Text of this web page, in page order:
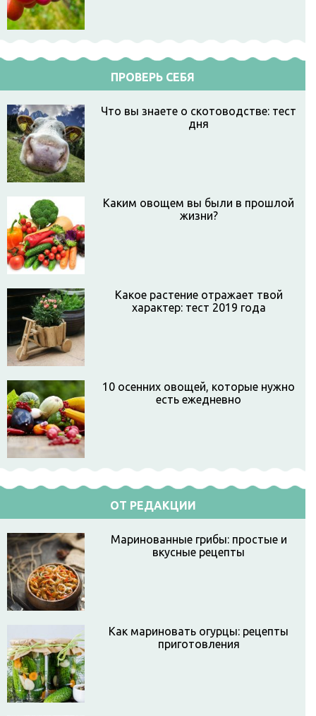
ПРОВЕРЬ СЕБЯ
Что вы знаете о скотоводстве: тест
дня
Каким овощем вы были в прошлой
жизни?
Какое растение отражает твой
характер: тест 2019 года
10 осенних овощей, которые нужно
есть ежедневно
ОТ РЕДАКЦИИ
Маринованные грибы: простые и
вкусные рецепты
Как мариновать огурцы: рецепты
приготовления